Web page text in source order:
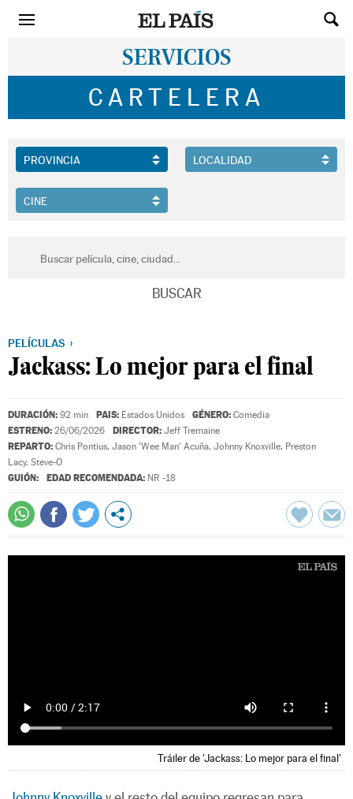
SERVICIOS
CARTELERA
PELÍCULAS
Jackass: Lo mejor para el final
DURACIÓN: 92 min PAIS: Estados Unidos GÉNERO: Comedia
ESTRENO: 26/06/2026 DIRECTOR: Jeff Tremaine
REPARTO: Chris Pontius, Jason 'Wee Man' Acuña, Johnny Knoxville, Preston
Lacy, Steve-O
GUIÓN: EDAD RECOMENDADA: NR -18
Tráiler de 'Jackass: Lo mejor para el final'